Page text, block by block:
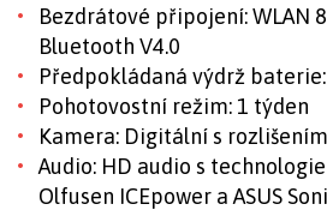
Bezdrátové připojení: WLAN
Bluetooth V4.0
Předpokládaná výdrž
Pohotovostní režim: 1 týden
Kamera: Digitální s
Audio: HD audio s
Olfusen ICEpower a ASUS